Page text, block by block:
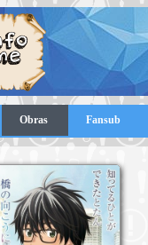
Obras Fansub